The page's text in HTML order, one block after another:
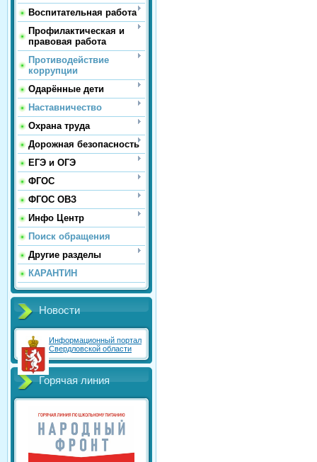
Воспитательная работа
Профилактическая и
правовая работа
Противодействие
коррупции
Одарённые дети
Наставничество
Охрана труда
Дорожная безопасность
ЕГЭ и ОГЭ
ФГОС
ФГОС ОВЗ
Инфо Центр
Поиск обращения
Другие разделы
КАРАНТИН
Новости
Информационный портал
Свердловской области
Горячая линия